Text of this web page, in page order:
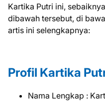
Kartika Putri ini,
dibawah tersebut, di
artis ini selengkapnya:
Profil Kartika
Nama Lengkap :